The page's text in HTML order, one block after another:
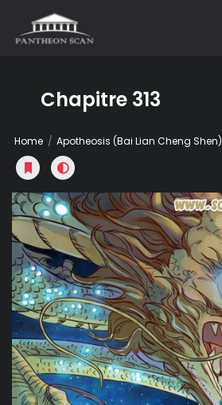
Chapitre 313
Home Apotheosis (Bai Lian Cheng Shen)